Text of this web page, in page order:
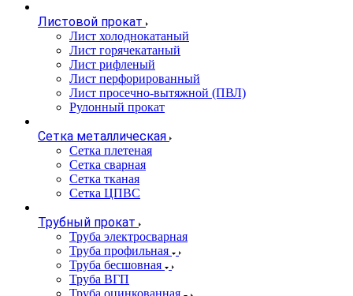
Листовой прокат
Лист холоднокатаный
Лист горячекатаный
Лист рифленый
Лист перфорированный
Лист просечно-вытяжной (ПВЛ)
Рулонный прокат
Сетка металлическая
Сетка плетеная
Сетка сварная
Сетка тканая
Сетка ЦПВС
Трубный прокат
Труба электросварная
Труба профильная
Труба бесшовная
Труба ВГП
Труба оцинкованная